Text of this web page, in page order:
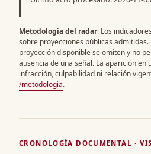
Metodología del radar: Los
sobre proyecciones públicas admitidas.
proyección disponible se omiten y no
ausencia de una señal. La aparición en
infracción, culpabilidad ni relación
/metodologia.
CRONOLOGÍA DOCUMENTAL ·